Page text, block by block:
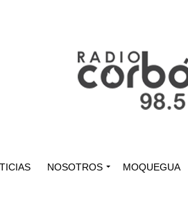
NOSOTROS MOQUEGUA